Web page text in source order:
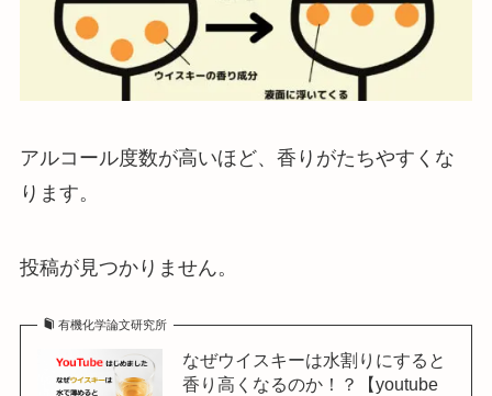
アルコール度数が高いほど、香りがたちやすくな
ります。
投稿が見つかりません。
有機化学論文研究所
なぜウイスキーは水割りにすると
香り高くなるのか！？【youtube